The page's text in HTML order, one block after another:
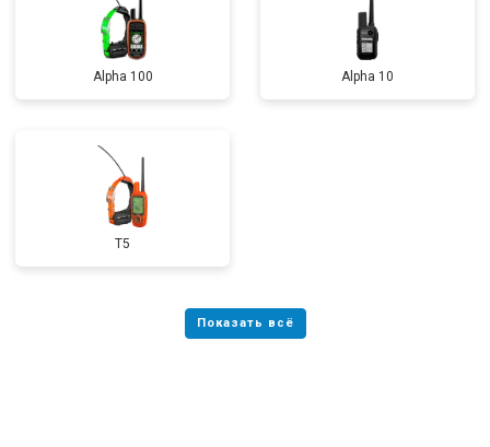
Alpha 100 Alpha 10
T5